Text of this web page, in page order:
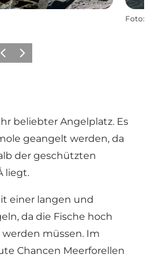
Foto:
ZurückWeiter
beliebter Angelplatz. Es
geangelt werden, da
der geschützten
liegt.
einer langen und
da die Fische hoch
müssen. Im
Chancen Meerforellen